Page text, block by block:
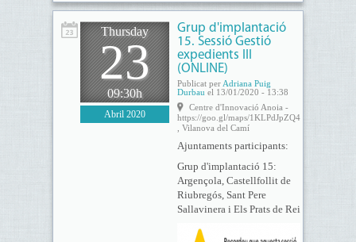
Thursday
23
09:30h
Abril 2020
Grup d'implantació
15. Sessió Gestió
expedients III
(ONLINE)
Publicat per Adriana Puig
Durbau el 13/01/2020 - 13:38
Centre d'Innovació Anoia -
https://goo.gl/maps/1KLPdJpZQ4FNTcvu8
, Vilanova del Camí
Ajuntaments participants:
Grup d'implantació 15:
Argençola, Castellfollit de
Riubregós, Sant Pere
Sallavinera i Els Prats de Rei